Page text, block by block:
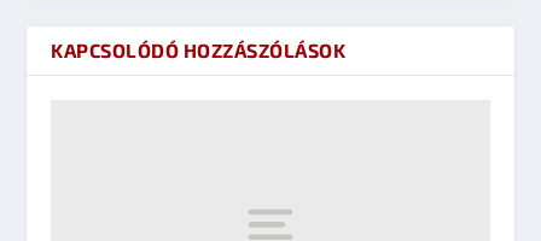
KAPCSOLÓDÓ HOZZÁSZÓLÁSOK